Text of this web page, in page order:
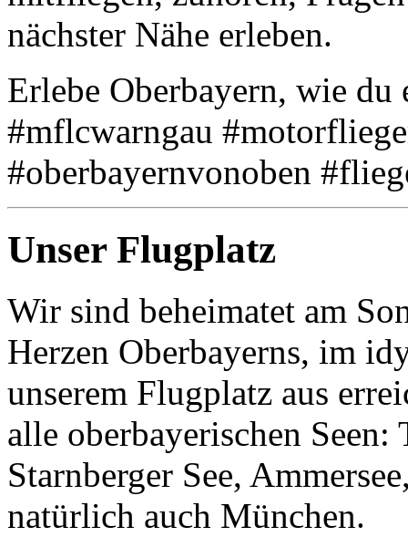
nächster Nähe erleben.
Erlebe Oberbayern, wie du
#mflcwarngau
#oberbayernvonoben
Unser Flugplatz
Wir sind beheimatet am
Herzen Oberbayerns, im
unserem Flugplatz aus
alle oberbayerischen Seen:
Starnberger See,
natürlich auch München.